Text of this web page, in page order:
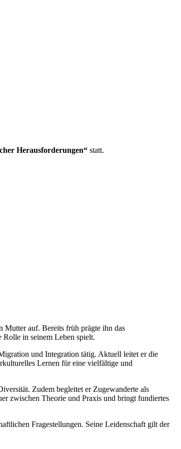
Herausforderungen“ statt.
Mutter auf. Bereits früh prägte ihn das
Rolle in seinem Leben spielt.
und Integration tätig. Aktuell leitet er die
Lernen für eine vielfältige und
Zudem begleitet er Zugewanderte als
zwischen Theorie und Praxis und bringt fundiertes
Fragestellungen. Seine Leidenschaft gilt der